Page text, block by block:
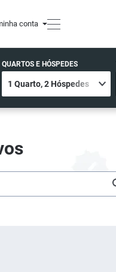
conta
QUARTOS E HÓSPEDES